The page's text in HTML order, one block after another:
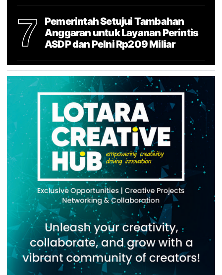
7
Pemerintah Setujui Tambahan
Anggaran untuk Layanan Perintis
ASDP dan Pelni Rp209 Miliar